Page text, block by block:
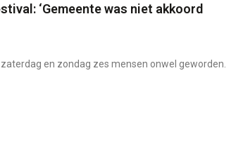
‘Gemeente was niet akkoord
en zondag zes mensen onwel geworden.